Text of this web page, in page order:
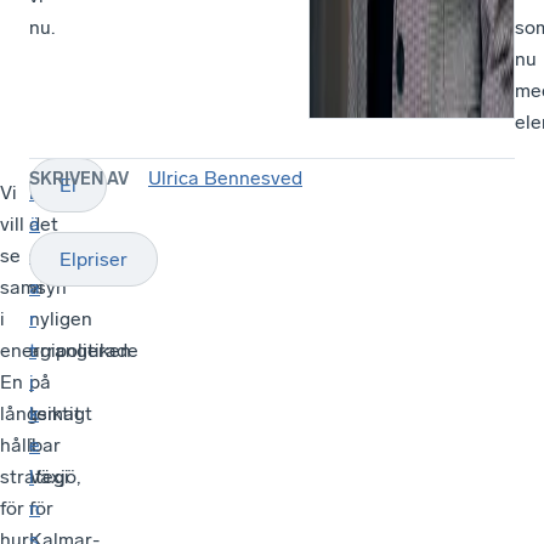
nu.
nu
Vi
vill
se
samsyn
i
energipolitiken.
En
långsiktigt
hållbar
strategi
för
På
det
seminarium
vi
nyligen
arrangerade
på
temat
i
Växjö,
för
L
ä
s
a
r
t
i
k
e
l
n
El
Elpriser
SKRIVEN AV Ulrica Bennesved